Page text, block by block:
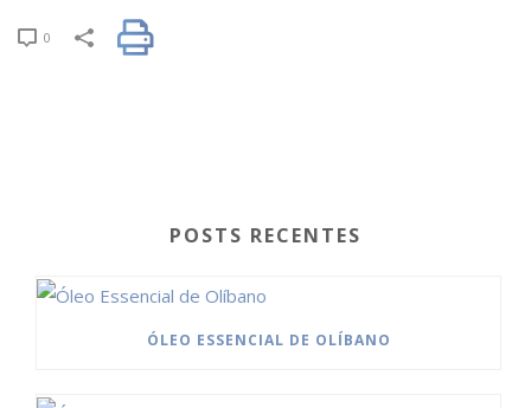
0
POSTS RECENTES
ÓLEO ESSENCIAL DE OLÍBANO